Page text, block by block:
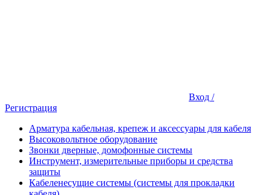
Вход /
Регистрация
Арматура кабельная, крепеж и аксессуары для кабеля
Высоковольтное оборудование
Звонки дверные, домофонные системы
Инструмент, измерительные приборы и средства
защиты
Кабеленесущие системы (системы для прокладки